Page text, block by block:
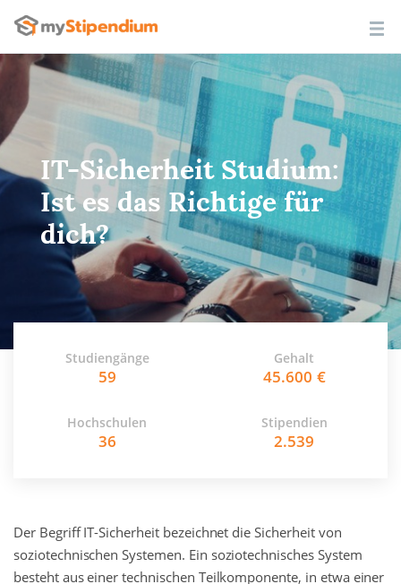
IT-Sicherheit Studium:
Ist es das Richtige für
dich?
Studiengänge
59
Gehalt
45.600
Hochschulen
36
Stipendien
2.539
Der Begriff IT-Sicherheit bezeichnet die Sicherheit von
soziotechnischen Systemen. Ein soziotechnisches System
besteht aus einer technischen Teilkomponente, in etwa einer